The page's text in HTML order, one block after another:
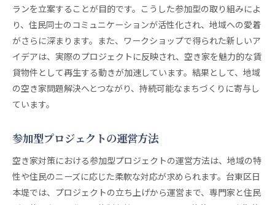
ランを立案することが目的です。こうした参加型の取り組みによ
り、住民同士のコミュニケーションが活性化され、地域への愛着
がさらに深まります。また、ワークショップで得られた新しいア
イデアは、実際のプロジェクトに反映され、空き家を魅力的な賃
貸物件として再生する動きが加速しています。結果として、地域
の空き家問題解決へとつながり、持続可能なまちづくりに寄与し
ています。
参加型プロジェクトの運営方法
空き家対策における参加型プロジェクトの運営方法は、地域の特
性や住民のニーズに応じた柔軟な対応が求められます。台東区日
本堤では、プロジェクトの立ち上げから運営まで、専門家と住民